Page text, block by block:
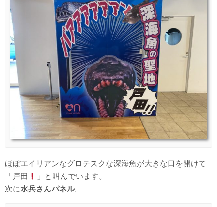
ほぼエイリアンなグロテスクな深海魚が大きな口を開けて
「戸田
」と叫んでいます。
次に水兵さんパネル。